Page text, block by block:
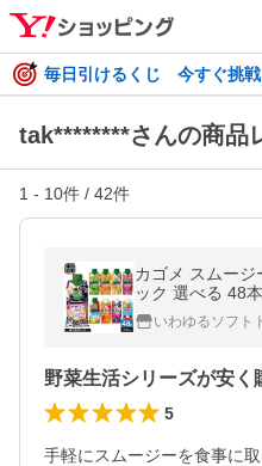
毎日引けるくじ 今すぐ挑戦
tak********さんの商品
1 - 10件 / 42件
カゴメ スムー
ック 選べる 48
限定 よりどり
レッシュ スイカ
いわゆるソフト
5
手軽にスムージーを食事に